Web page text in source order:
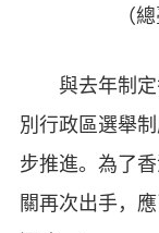
（
與去年制定
別行政區選舉
步推進。為了
關再次出手，